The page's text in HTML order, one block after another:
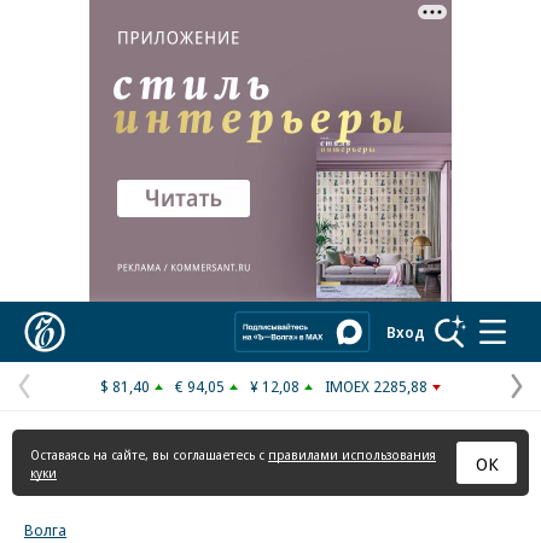
Реклама в «Ъ» www.kommersant.ru/ad
Вход
Предыдущая
страница
$ 81,40 € 94,05 ¥ 12,08 IMOEX 2285,88
Оставаясь на сайте, вы соглашаетесь с правилами использования
куки
ОК
Волга